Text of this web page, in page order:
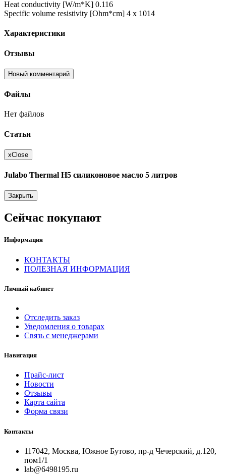
Heat conductivity [W/m*K] 0.116
Specific volume resistivity [Ohm*cm] 4 x 1014
Характеристики
Отзывы
Новый комментарий
Файлы
Нет файлов
Статьи
xClose
Julabo Thermal H5 силиконовое масло 5 литров
Закрыть
Сейчас покупают
Информация
КОНТАКТЫ
ПОЛЕЗНАЯ ИНФОРМАЦИЯ
Личный кабинет
Отследить заказ
Уведомления о товарах
Связь с менеджерами
Навигация
Прайс-лист
Новости
Отзывы
Карта сайта
Форма связи
Контакты
117042, Москва, Южное Бутово, пр-д Чечерский, д.120,
пом1/1
lab@6498195.ru